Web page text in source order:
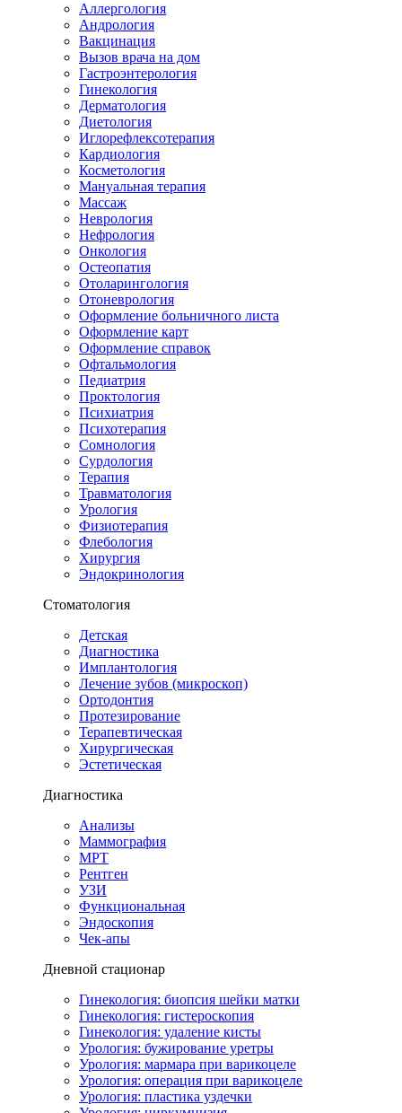
Аллергология
Андрология
Вакцинация
Вызов врача на дом
Гастроэнтерология
Гинекология
Дерматология
Диетология
Иглорефлексотерапия
Кардиология
Косметология
Мануальная терапия
Массаж
Неврология
Нефрология
Онкология
Остеопатия
Отоларингология
Отоневрология
Оформление больничного листа
Оформление карт
Оформление справок
Офтальмология
Педиатрия
Проктология
Психиатрия
Психотерапия
Сомнология
Сурдология
Терапия
Травматология
Урология
Физиотерапия
Флебология
Хирургия
Эндокринология
Стоматология
Детская
Диагностика
Имплантология
Лечение зубов (микроскоп)
Ортодонтия
Протезирование
Терапевтическая
Хирургическая
Эстетическая
Диагностика
Анализы
Маммография
МРТ
Рентген
УЗИ
Функциональная
Эндоскопия
Чек-апы
Дневной стационар
Гинекология: биопсия шейки матки
Гинекология: гистероскопия
Гинекология: удаление кисты
Урология: бужирование уретры
Урология: мармара при варикоцеле
Урология: операция при варикоцеле
Урология: пластика уздечки